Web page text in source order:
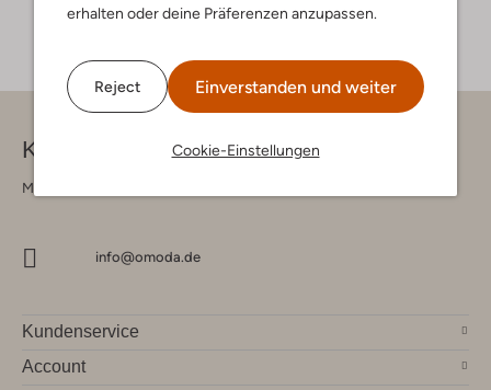
erhalten oder deine Präferenzen anzupassen.
Reject Einverstanden und weiter
Cookie-Einstellungen
Kontakt
Montag - Freitag 09:00 - 17:00 uur
info@omoda.de
Kundenservice
Account